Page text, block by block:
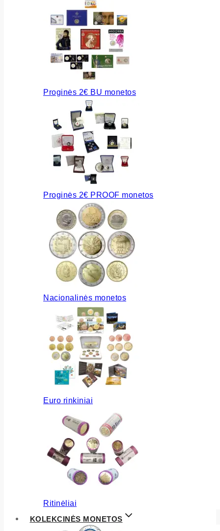
Proginės 2€ BU monetos
Proginės 2€ PROOF monetos
Nacionalinės monetos
Euro rinkiniai
Ritinėliai
KOLEKCINĖS MONETOS